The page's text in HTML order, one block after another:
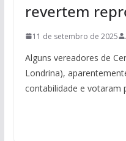
revertem
11 de setembro de 2025
Alguns vereadores de
Londrina),
contabilidade e votaram